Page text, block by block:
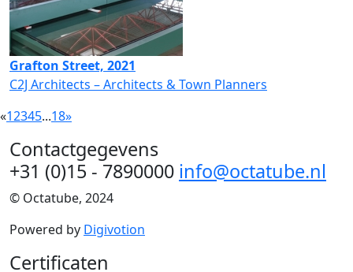
Grafton Street, 2021
C2J Architects – Architects & Town Planners
«12345...18»
Contactgegevens
+31 (0)15 - 7890000 info@octatube.nl
© Octatube, 2024
Powered by Digivotion
Certificaten